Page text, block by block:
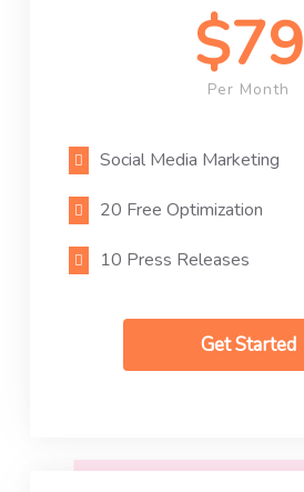
$79
Per Month
Social Media Marketing
20 Free Optimization
10 Press Releases
Get Started